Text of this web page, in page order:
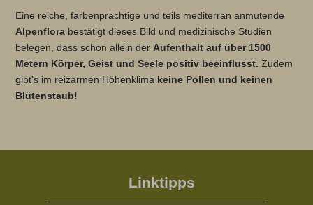
Eine reiche, farbenprächtige und teils mediterran anmutende
Alpenflora bestätigt dieses Bild und medizinische Studien
belegen, dass schon allein derAufenthalt auf über 1500
Metern Körper, Geist und Seele positiv beeinflusst. Zudem
gibt's im reizarmen Höhenklima keine Pollen und keinen
Blütenstaub!
Linktipps